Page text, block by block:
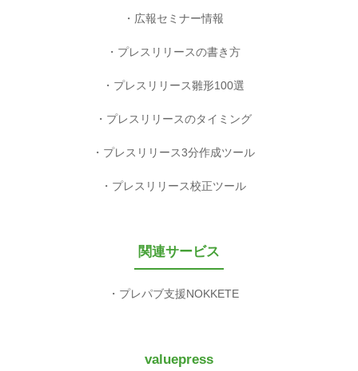
広報セミナー情報
プレスリリースの書き方
プレスリリース雛形100選
プレスリリースのタイミング
プレスリリース3分作成ツール
プレスリリース校正ツール
関連サービス
プレパブ支援NOKKETE
valuepress